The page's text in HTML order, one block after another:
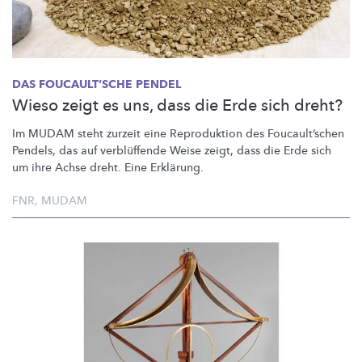
DAS FOUCAULT’SCHE PENDEL
Wieso zeigt es uns, dass die Erde sich dreht?
Im MUDAM steht zurzeit eine Reproduktion des Foucault’schen
Pendels, das auf verblüffende Weise zeigt, dass die Erde sich
um ihre Achse dreht. Eine Erklärung.
FNR, MUDAM